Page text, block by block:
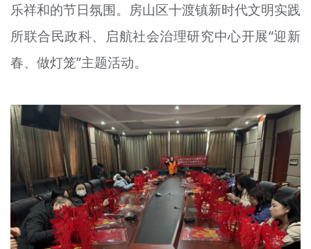
榜样人物
+
身边好人
北京宣传文化引导基金
宣传思想文化人才
专题
资料库
+
乐祥和的节日氛围。房山区十渡镇新时代文明实践
所联合民政科、启航社会治理研究中心开展“迎新
春、做灯笼”主题活动。